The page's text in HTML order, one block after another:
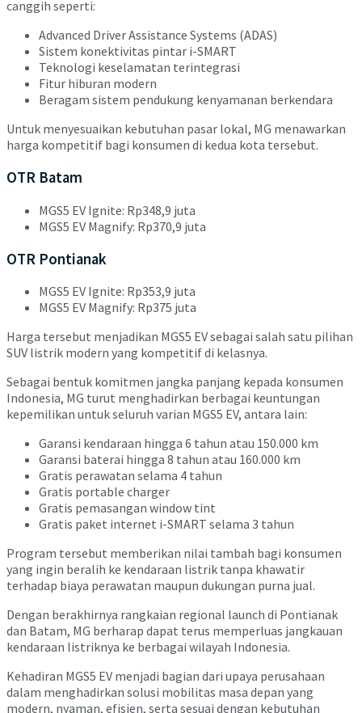
canggih seperti:
Advanced Driver Assistance Systems (ADAS)
Sistem konektivitas pintar i-SMART
Teknologi keselamatan terintegrasi
Fitur hiburan modern
Beragam sistem pendukung kenyamanan berkendara
Untuk menyesuaikan kebutuhan pasar lokal, MG menawarkan
harga kompetitif bagi konsumen di kedua kota tersebut.
OTR Batam
MGS5 EV Ignite: Rp348,9 juta
MGS5 EV Magnify: Rp370,9 juta
OTR Pontianak
MGS5 EV Ignite: Rp353,9 juta
MGS5 EV Magnify: Rp375 juta
Harga tersebut menjadikan MGS5 EV sebagai salah satu pilihan
SUV listrik modern yang kompetitif di kelasnya.
Sebagai bentuk komitmen jangka panjang kepada konsumen
Indonesia, MG turut menghadirkan berbagai keuntungan
kepemilikan untuk seluruh varian MGS5 EV, antara lain:
Garansi kendaraan hingga 6 tahun atau 150.000 km
Garansi baterai hingga 8 tahun atau 160.000 km
Gratis perawatan selama 4 tahun
Gratis portable charger
Gratis pemasangan window tint
Gratis paket internet i-SMART selama 3 tahun
Program tersebut memberikan nilai tambah bagi konsumen
yang ingin beralih ke kendaraan listrik tanpa khawatir
terhadap biaya perawatan maupun dukungan purna jual.
Dengan berakhirnya rangkaian regional launch di Pontianak
dan Batam, MG berharap dapat terus memperluas jangkauan
kendaraan listriknya ke berbagai wilayah Indonesia.
Kehadiran MGS5 EV menjadi bagian dari upaya perusahaan
dalam menghadirkan solusi mobilitas masa depan yang
modern, nyaman, efisien, serta sesuai dengan kebutuhan